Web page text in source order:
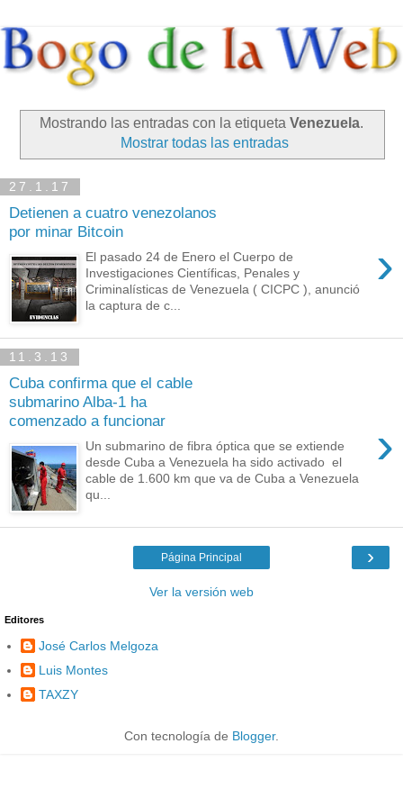
Mostrando las entradas con la etiqueta Venezuela.
Mostrar todas las entradas
27.1.17
Detienen a cuatro venezolanos
por minar Bitcoin
›
El pasado 24 de Enero el Cuerpo de
Investigaciones Científicas, Penales y
Criminalísticas de Venezuela ( CICPC ), anunció
la captura de c...
11.3.13
Cuba confirma que el cable
submarino Alba-1 ha
comenzado a funcionar
›
Un submarino de fibra óptica que se extiende
desde Cuba a Venezuela ha sido activado el
cable de 1.600 km que va de Cuba a Venezuela
qu...
›
Página Principal
Ver la versión web
Editores
José Carlos Melgoza
Luis Montes
TAXZY
Con tecnología de Blogger.